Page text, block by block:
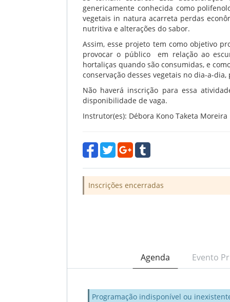
genericamente conhecida como
vegetais in natura acarreta perdas
nutritiva e alterações do sabor.
Assim, esse projeto tem como objetivo
provocar o público em relação ao
hortaliças quando são consumidas, e
conservação desses vegetais no dia-a-
Não haverá inscrição para essa
disponibilidade de vaga.
Instrutor(es): Débora Kono Taketa Moreira
Inscrições encerradas
Agenda Evento
Programação indisponível ou